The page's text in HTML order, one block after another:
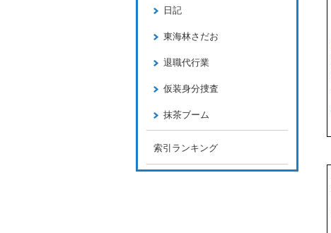
日記
東海林さだお
退職代行業
仮装身分捜査
抹茶ブーム
索引ランキング